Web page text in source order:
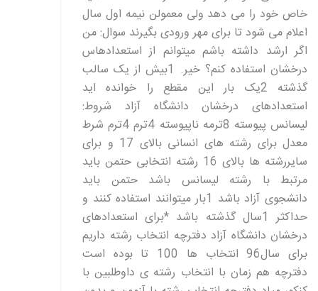
خاص خود را می دهد ولی معمولن نیمه اول سال
اعلام می شود تا برای مهر ورودی بگیرند سوال: من
اگر ارشد داشته باشم میتوانم از استعدادهاس
درخشان استفاده کنم؟ خیر. 1بیش از یک سالب
گذشته 2یک بار این مقطع را خوانده اید
استعدادهای درخشان دانشگاه آزاد شروط:
لیسانس پیوسته 8ترمه ناپیوسته 4ترم 4ترم شرط
معدل برای رشته های انسانی بالای 17 و برای
سایررشته ها بالای 16 رشته انتخابی حتمن باید
مرتبط با رشته لیسانس باشد حتمن باید
دانشجوی آزاد باشد 1بار میتوانند استفاده کنند و
حداکثر 1سال گذشته باشد *برای استعدادهای
درخشان دانشگاه آزاد دفترچه انتخاب رشته داریم
برای سال96 انتخاب ها 100 تا بوده است
دفترچه هم زمان با انتخاب رشته ی داوطلبین با